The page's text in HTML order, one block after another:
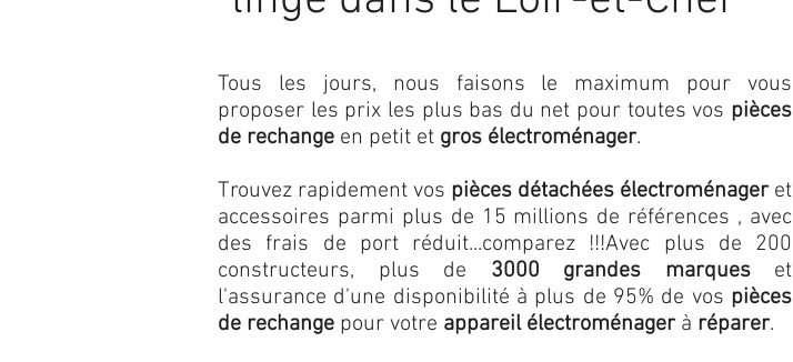
Tous les jours, nous faisons le maximum pour vous
proposer les prix les plus bas du net pour toutes vos pièces
de rechange en petit et gros électroménager.
Trouvez rapidement vos pièces détachées électroménageret
accessoires parmi plus de 15 millions de références , avec
des frais de port réduit...comparez !!!Avec plus de 200
constructeurs, plus de 3000 grandes marqueset
l'assurance d'une disponibilité à plus de 95% de vos pièces
de rechange pour votre appareil électroménagerà réparer.